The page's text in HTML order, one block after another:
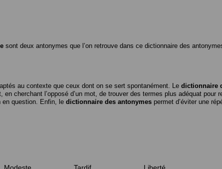
sont deux antonymes que l’on retrouve dans ce dictionnaire des
au contexte que ceux dont on se sert spontanément. Le dictionnaire
cherchant l’opposé d’un mot, de trouver des termes plus adéquat pour
question. Enfin, le dictionnaire des antonymes permet d’éviter une
Modeste Tardif
Liberté